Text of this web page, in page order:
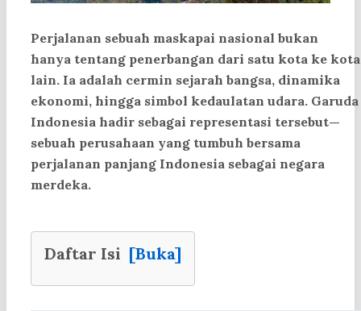
Perjalanan sebuah maskapai nasional bukan
hanya tentang penerbangan dari satu kota ke kota
lain. Ia adalah cermin sejarah bangsa, dinamika
ekonomi, hingga simbol kedaulatan udara. Garuda
Indonesia hadir sebagai representasi tersebut—
sebuah perusahaan yang tumbuh bersama
perjalanan panjang Indonesia sebagai negara
merdeka.
Daftar Isi [Buka]